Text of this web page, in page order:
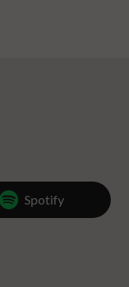
Spotify